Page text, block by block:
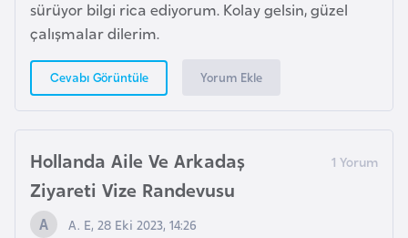
sürüyor bilgi rica ediyorum. Kolay gelsin, güzel
çalışmalar dilerim.
Cevabı Görüntüle Yorum Ekle
Hollanda Aile Ve Arkadaş
Ziyareti Vize Randevusu
A. E, 28 Eki 2023, 14:26
t
o
a
E
t
i
y